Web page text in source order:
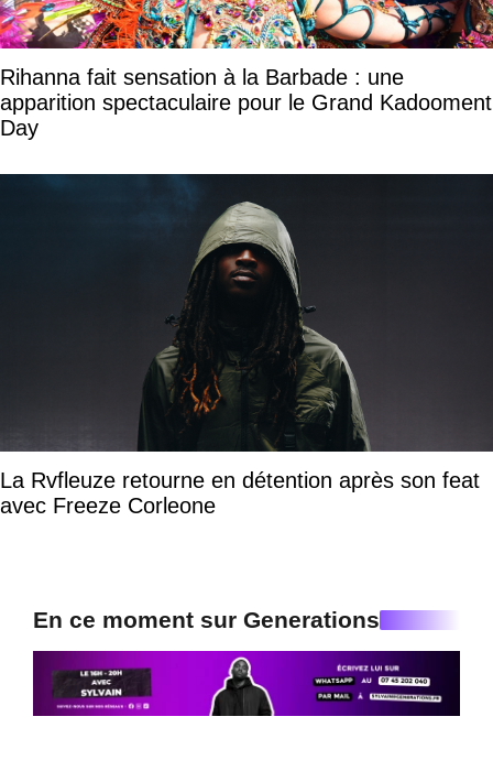
Rihanna fait sensation à la Barbade : une
apparition spectaculaire pour le Grand Kadooment
Day
La Rvfleuze retourne en détention après son feat
avec Freeze Corleone
En ce moment sur Generations